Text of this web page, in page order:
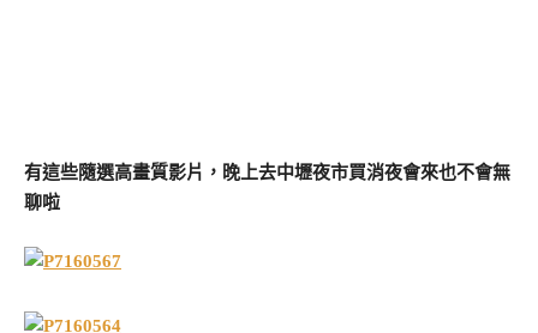
有這些隨選高畫質影片，晚上去中壢夜市買消夜會來也不會無
聊啦